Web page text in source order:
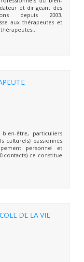
et dirigeant des
depuis 2003.
aux thérapeutes et
être, particuliers
culturels) passionnés
personnel et
contacts) ce constitue
DE LA VIE